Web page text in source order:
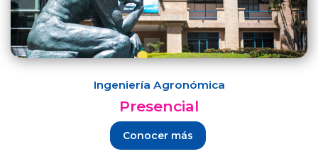
Ingeniería Agronómica
Presencial
Conocer más